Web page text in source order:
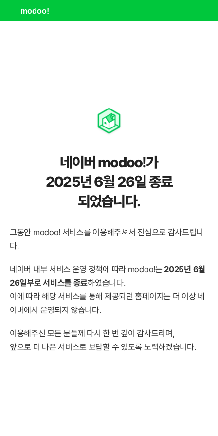
modoo!
네이버 modoo!가
2025년 6월 26일 종료
되었습니다.
그동안 modoo! 서비스를 이용해주셔서 진심으로 감사드립니
다.
네이버 내부 서비스 운영 정책에 따라 modoo!는 2025년 6월
26일부로 서비스를 종료하였습니다.
이에 따라 해당 서비스를 통해 제공되던 홈페이지는 더 이상 네
이버에서 운영되지 않습니다.
이용해주신 모든 분들께 다시 한 번 깊이 감사드리며,
앞으로 더 나은 서비스로 보답할 수 있도록 노력하겠습니다.